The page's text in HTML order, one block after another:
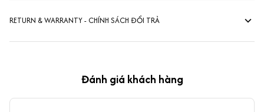
RETURN & WARRANTY - CHÍNH SÁCH ĐỔI TRẢ
Đánh giá khách hàng